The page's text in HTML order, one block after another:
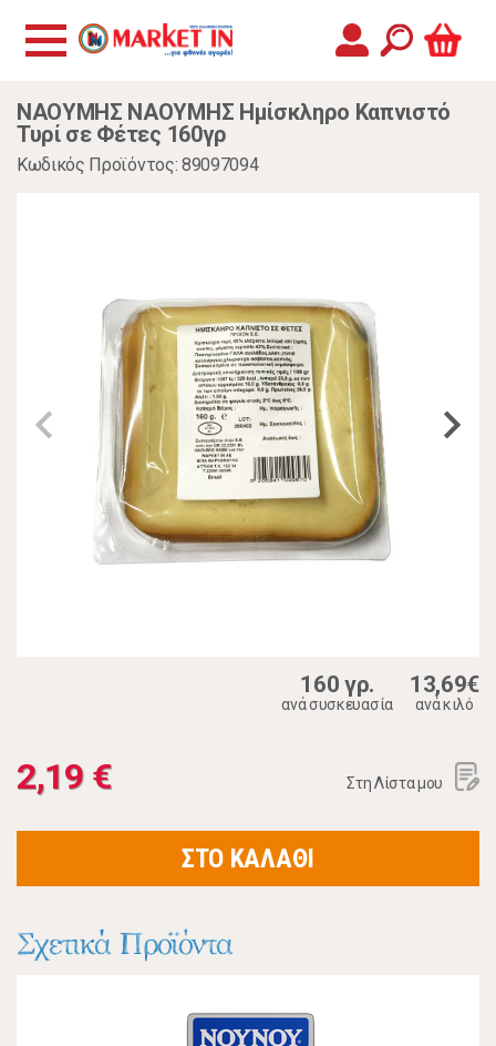
ΝΑΟΥΜΗΣ ΝΑΟΥΜΗΣ Ημίσκληρο Καπνιστό
Τυρί σε Φέτες 160γρ
Κωδικός Προϊόντος: 89097094
160 γρ.
ανά συσκευασία
13,69€
ανά κιλό
2,19 € Στη Λίστα μου
ΣΤΟ ΚΑΛΑΘΙ
Σχετικά Προϊόντα